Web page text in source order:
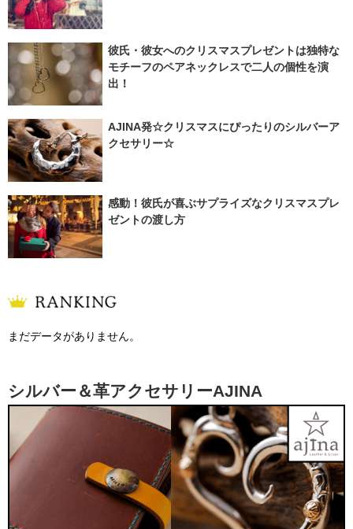
彼氏・彼女へのクリスマスプレゼントは独特な
モチーフのペアネックレスで二人の個性を演
出！
AJINA発☆クリスマスにぴったりのシルバーア
クセサリー☆
感動！彼氏が喜ぶサプライズなクリスマスプレ
ゼントの渡し方
まだデータがありません。
シルバー＆革アクセサリーAJINA